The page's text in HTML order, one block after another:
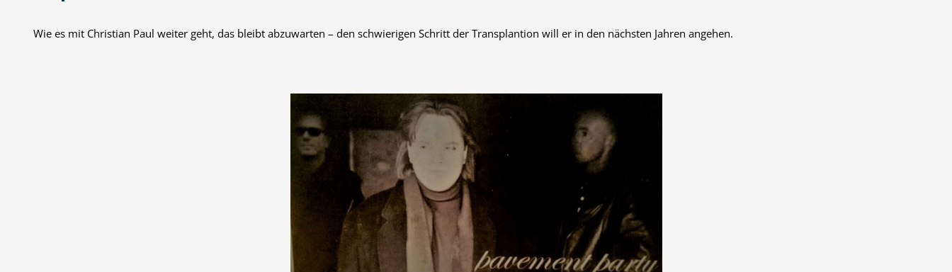
Wie es mit Christian Paul weiter geht, das bleibt abzuwarten – den schwierigen Schritt der Transplantion will er in den nächsten Jahren angehen.